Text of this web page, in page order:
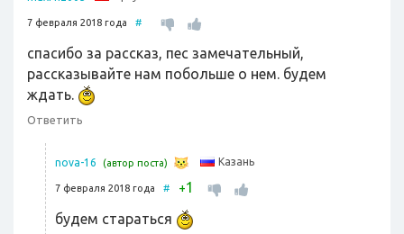
7 февраля 2018 года #
спасибо за рассказ, пес замечательный,
рассказывайте нам побольше о нем. будем
ждать.
Ответить
nova-16 (автор поста) Казань
7 февраля 2018 года # +1
будем стараться